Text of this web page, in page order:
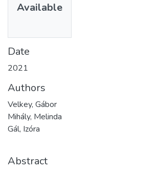
Available
Date
2021
Authors
Velkey, Gábor
Mihály, Melinda
Gál, Izóra
Abstract